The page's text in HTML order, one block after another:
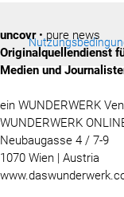
uncovr• pure news
Originalquellendienst
Medien und
ein WUNDERWERK
WUNDERWERK
Neubaugasse 4 / 7-9
1070 Wien | Austria